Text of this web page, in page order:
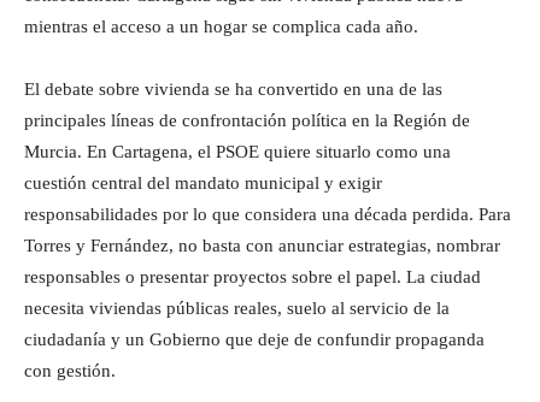
mientras el acceso a un hogar se complica cada año.
El debate sobre vivienda se ha convertido en una de las
principales líneas de confrontación política en la Región de
Murcia. En Cartagena, el PSOE quiere situarlo como una
cuestión central del mandato municipal y exigir
responsabilidades por lo que considera una década perdida. Para
Torres y Fernández, no basta con anunciar estrategias, nombrar
responsables o presentar proyectos sobre el papel. La ciudad
necesita viviendas públicas reales, suelo al servicio de la
ciudadanía y un Gobierno que deje de confundir propaganda
con gestión.